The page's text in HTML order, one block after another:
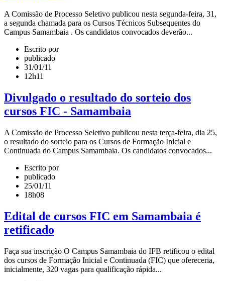
A Comissão de Processo Seletivo publicou nesta segunda-feira, 31,
a segunda chamada para os Cursos Técnicos Subsequentes do
Campus Samambaia . Os candidatos convocados deverão...
Escrito por
publicado
31/01/11
12h11
Divulgado o resultado do sorteio dos
cursos FIC - Samambaia
A Comissão de Processo Seletivo publicou nesta terça-feira, dia 25,
o resultado do sorteio para os Cursos de Formação Inicial e
Continuada do Campus Samambaia. Os candidatos convocados...
Escrito por
publicado
25/01/11
18h08
Edital de cursos FIC em Samambaia é
retificado
Faça sua inscrição O Campus Samambaia do IFB retificou o edital
dos cursos de Formação Inicial e Continuada (FIC) que ofereceria,
inicialmente, 320 vagas para qualificação rápida...